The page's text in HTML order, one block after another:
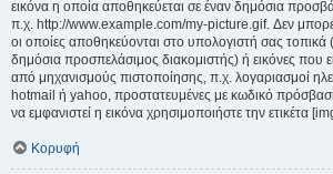
εικόνα η οποία αποθηκεύεται σε έναν δημόσια
π.χ. http://www.example.com/my-picture.gif. Δεν
οι οποίες αποθηκεύονται στο υπολογιστή σας τοπικά
δημόσια προσπελάσιμος διακομιστής) ή εικόνες που
από μηχανισμούς πιστοποίησης, π.χ. λογαριασμοί
hotmail ή yahoo, προστατευμένες με κωδικό
να εμφανιστεί η εικόνα χρησιμοποιήστε την ετικέτα
Κορυφή